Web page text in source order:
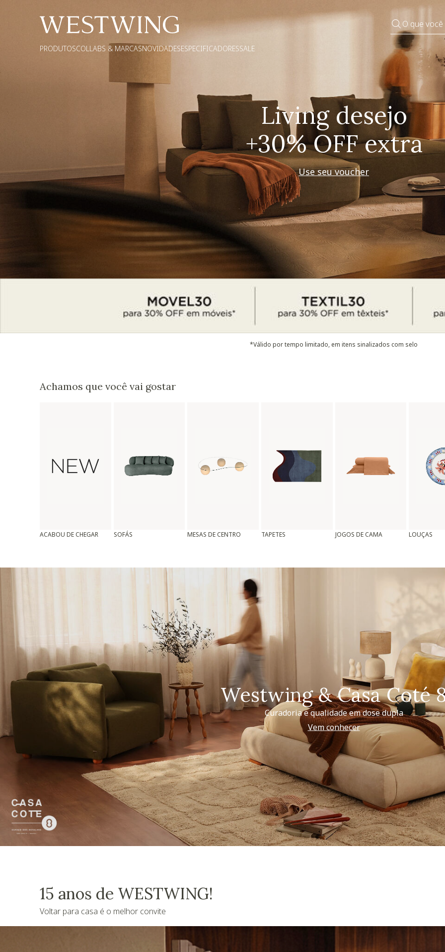
O que
PRODUTOSCOLLABS & MARCASNOVIDADESESPECIFICADORESSALE
Pequenos rituais
Grandes mudanças
Decorar
*Válido por tempo limitado, em itens sinalizados com selo
Achamos que você vai gostar
ACABOU DE CHEGAR SOFÁS MESAS DE CENTRO TAPETES JOGOS DE CAMA LOUÇAS
Westwing & Casa Coté
Curadoria e qualidade em dose dupla
Vem conhecer
15 anos de WESTWING!
Voltar para casa é o melhor convite